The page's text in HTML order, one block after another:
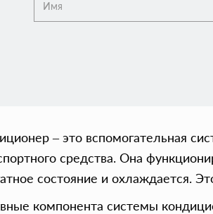
– это вспомогательная
средства. Она
состояние и охлаждается.
компонента системы